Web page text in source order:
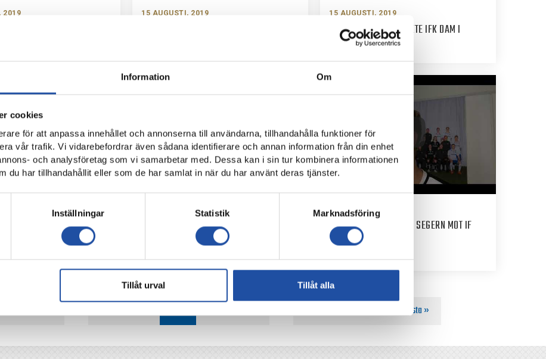
Information Om
cookies
för att anpassa innehållet och annonserna till användarna, tillhandahålla funktioner för
vår trafik. Vi vidarebefordrar även sådana identifierare och annan information från din enhet
och analysföretag som vi samarbetar med. Dessa kan i sin tur kombinera informationen
du har tillhandahållit eller som de har samlat in när du har använt deras tjänster.
Inställningar Statistik Marknadsföring
Tillåt urval Tillåt alla
2019 15 AUGUSTI, 2019 15 AUGUSTI, 2019
TRE SNABBA MÅL SÄNKTE IFK DAM I
SVENSKA CUPEN
SVENSKA
– SÅ TÄNKER IFK
12 AUGUSTI, 2019
NORRKÖPINGS TIDNINGAR SÄNDER
DAMERNAS MATCHER
11 AUGUSTI, 2019
KAPTENENS ORD EFTER SEGERN MOT IF
ELFSBORG
Sista »